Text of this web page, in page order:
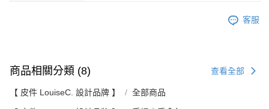
客服
商品相關分類 (8) 查看全部
【 皮件 LouiseC. 設計品牌 】 全部商品